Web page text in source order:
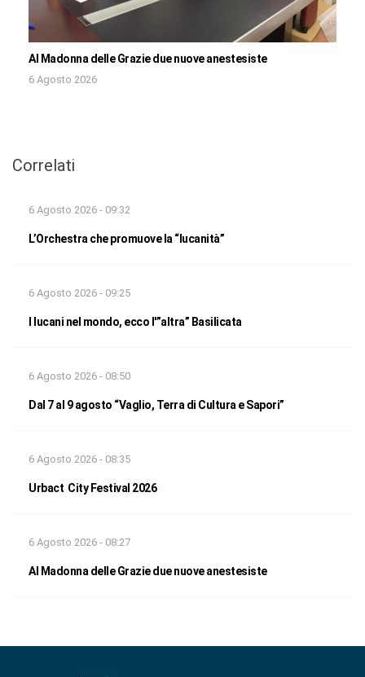
Al Madonna delle Grazie due nuove anestesiste
6 Agosto 2026
Correlati
6 Agosto 2026 - 09:32
L’Orchestra che promuove la “lucanità”
6 Agosto 2026 - 09:25
I lucani nel mondo, ecco l'”altra” Basilicata
6 Agosto 2026 - 08:50
Dal 7 al 9 agosto “Vaglio, Terra di Cultura e Sapori”
6 Agosto 2026 - 08:35
Urbact City Festival 2026
6 Agosto 2026 - 08:27
Al Madonna delle Grazie due nuove anestesiste